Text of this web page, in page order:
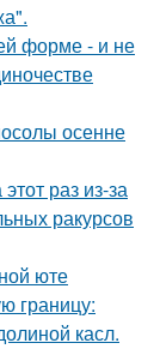
форме - и не
осенне
раз из-за
ракурсов
юте
границу:
касл.